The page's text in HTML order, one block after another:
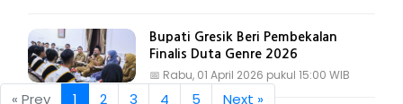
Bupati Gresik Beri Pembekalan
Finalis Duta Genre 2026
📅 Rabu, 01 April 2026 pukul 15:00 WIB
« Prev 1 2 3 4 5 Next »